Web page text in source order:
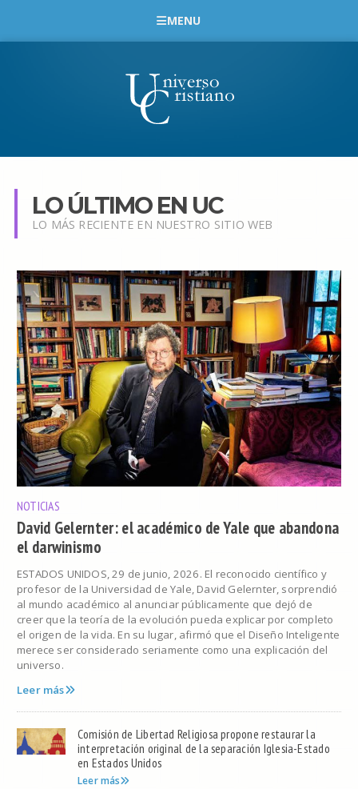
MENU
LO ÚLTIMO EN UC
LO MÁS RECIENTE EN NUESTRO SITIO WEB
NOTICIAS
David Gelernter: el académico de Yale que abandona
el darwinismo
ESTADOS UNIDOS, 29 de junio, 2026. El reconocido científico y
profesor de la Universidad de Yale, David Gelernter, sorprendió
al mundo académico al anunciar públicamente que dejó de
creer que la teoría de la evolución pueda explicar por completo
el origen de la vida. En su lugar, afirmó que el Diseño Inteligente
merece ser considerado seriamente como una explicación del
universo.
Leer más
Comisión de Libertad Religiosa propone restaurar la
interpretación original de la separación Iglesia-Estado
en Estados Unidos
Leer más